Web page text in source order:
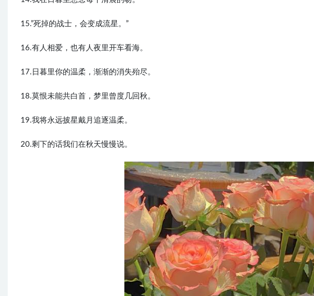
15.”死掉的战士，会变成流星。”
16.有人相爱，也有人夜里开车看海。
17.日暮里你的温柔，渐渐的消失殆尽。
18.莫恨未能共白首，梦里曾度几回秋。
19.我将永远披星戴月追逐温柔。
20.剩下的话我们在秋天慢慢说。